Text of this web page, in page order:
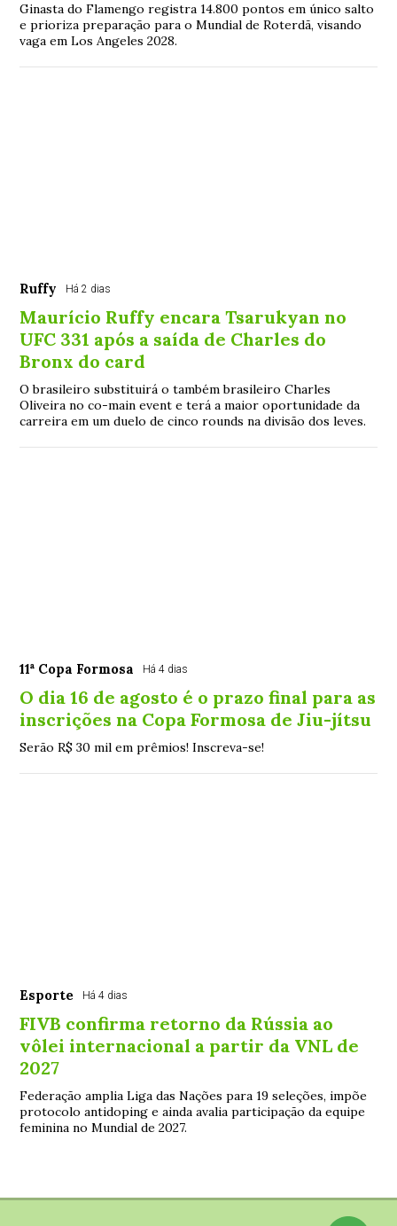
Ginasta do Flamengo registra 14.800 pontos em único salto
e prioriza preparação para o Mundial de Roterdã, visando
vaga em Los Angeles 2028.
Ruffy Há 2 dias
Maurício Ruffy encara Tsarukyan no
UFC 331 após a saída de Charles do
Bronx do card
O brasileiro substituirá o também brasileiro Charles
Oliveira no co-main event e terá a maior oportunidade da
carreira em um duelo de cinco rounds na divisão dos leves.
11ª Copa Formosa Há 4 dias
O dia 16 de agosto é o prazo final para as
inscrições na Copa Formosa de Jiu-jítsu
Serão R$ 30 mil em prêmios! Inscreva-se!
Esporte Há 4 dias
FIVB confirma retorno da Rússia ao
vôlei internacional a partir da VNL de
2027
Federação amplia Liga das Nações para 19 seleções, impõe
protocolo antidoping e ainda avalia participação da equipe
feminina no Mundial de 2027.